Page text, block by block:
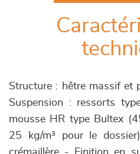
Structure : hêtre massif et
Suspension : ressorts
mousse HR type Bultex
25 kg/m³ pour le